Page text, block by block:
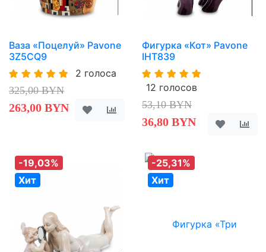
Ваза «Поцелуй» Pavone
3Z5CQ9
2 голоса
325,00 BYN
263,00 BYN
Фигурка «Кот» Pavone
IHT839
12 голосов
53,10 BYN
36,80 BYN
-19,03%
Хит
-25,31%
Хит